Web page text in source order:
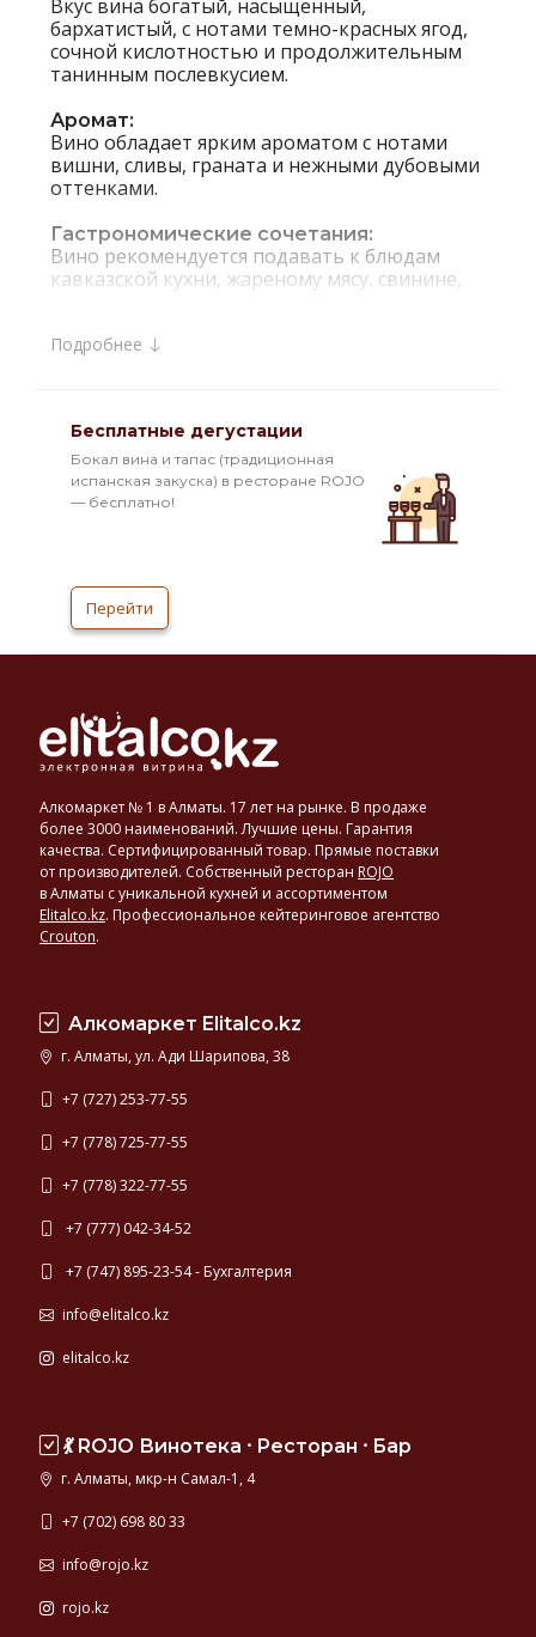
Вкус вина богатый, насыщенный,
бархатистый, с нотами темно-красных ягод,
сочной кислотностью и продолжительным
танинным послевкусием.
Аромат:
Вино обладает ярким ароматом с нотами
вишни, сливы, граната и нежными дубовыми
оттенками.
Гастрономические сочетания:
Вино рекомендуется подавать к блюдам
кавказской кухни, жареному мясу, свинине,
Само название говорит о том, насколько
важную роль вина играют в культуре и
традициях грузинского народа. Как и
ведущий грузинских праздников — тамада,
так и вина `Тамада` наполняют сердца
людей приятными эмоциями, делая любой
незабываемыми. Производство вина
лимитировано. Напиток изготавливают из
винограда Саперави — грузинские вина из
Подробнее
Бесплатные дегустации
Бокал вина и тапас (традиционная
испанская закуска) в ресторане ROJO
— бесплатно!
Перейти
Алкомаркет № 1 в Алматы. 17 лет на рынке. В продаже
более 3000 наименований. Лучшие цены. Гарантия
качества. Сертифицированный товар. Прямые поставки
от производителей. Собственный ресторан ROJO
в Алматы с уникальной кухней и ассортиментом
Elitalco.kz. Профессиональное кейтеринговое агентство
Crouton.
Алкомаркет Elitalco.kz
г. Алматы, ул. Ади Шарипова, 38
+7 (727) 253-77-55
+7 (778) 725-77-55
+7 (778) 322-77-55
+7 (777) 042-34-52
+7 (747) 895-23-54 - Бухгалтерия
info@elitalco.kz
elitalco.kz
💃 ROJO Винотека ⸱ Ресторан ⸱ Бар
г. Алматы, мкр-н Самал-1, 4
+7 (702) 698 80 33
info@rojo.kz
rojo.kz